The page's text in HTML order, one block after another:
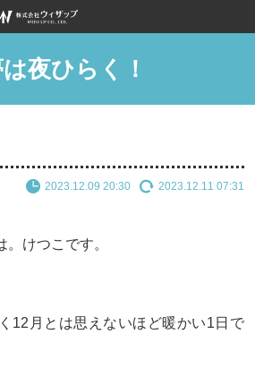
夜ひらく！
2023.12.09 20:30 2023.12.11 07:31
けつこです。
12月とは思えないほど暖かい1日で